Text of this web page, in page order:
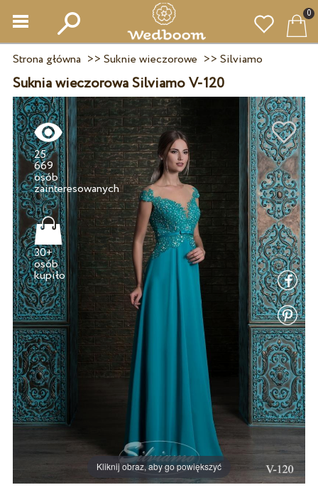
0
Strona główna >> Suknie wieczorowe >> Silviamo
Suknia wieczorowa Silviamo V-120
Kliknij obraz, aby go powiększyć
25
669
osób
zainteresowanych
30+
osób
kupiło